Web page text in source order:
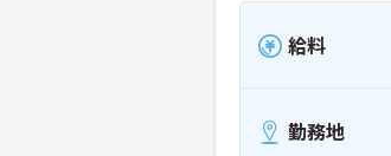
給料
勤務地